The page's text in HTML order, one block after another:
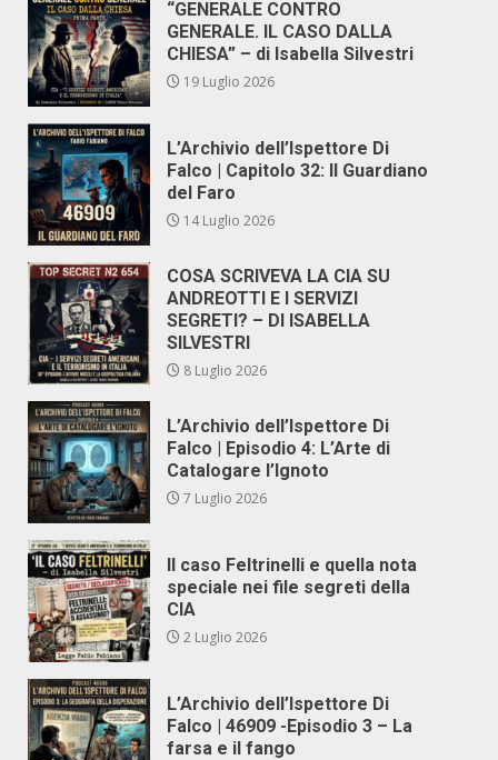
“GENERALE CONTRO
GENERALE. IL CASO DALLA
CHIESA” – di Isabella Silvestri
19 Luglio 2026
L’Archivio dell’Ispettore Di
Falco | Capitolo 32: Il Guardiano
del Faro
14 Luglio 2026
COSA SCRIVEVA LA CIA SU
ANDREOTTI E I SERVIZI
SEGRETI? – DI ISABELLA
SILVESTRI
8 Luglio 2026
L’Archivio dell’Ispettore Di
Falco | Episodio 4: L’Arte di
Catalogare l’Ignoto
7 Luglio 2026
Il caso Feltrinelli e quella nota
speciale nei file segreti della
CIA
2 Luglio 2026
L’Archivio dell’Ispettore Di
Falco | 46909 -Episodio 3 – La
farsa e il fango